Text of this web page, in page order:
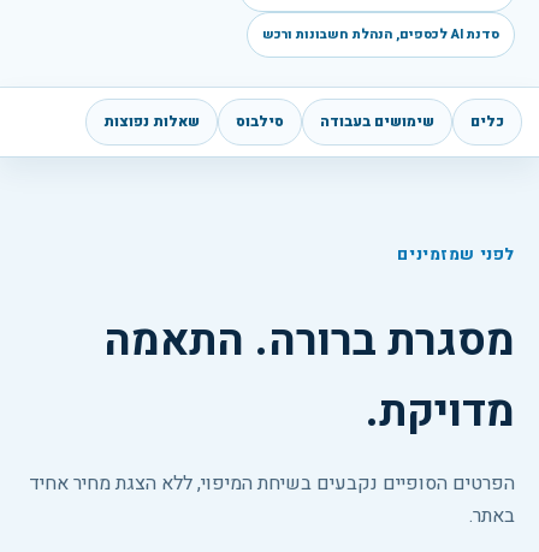
סדנת AI לכספים, הנהלת חשבונות ורכש
כלים שימושים בעבודה סילבוס שאלות נפוצות
לפני שמזמינים
מסגרת ברורה. התאמה
מדויקת.
הפרטים הסופיים נקבעים בשיחת המיפוי, ללא הצגת מחיר אחיד
באתר.